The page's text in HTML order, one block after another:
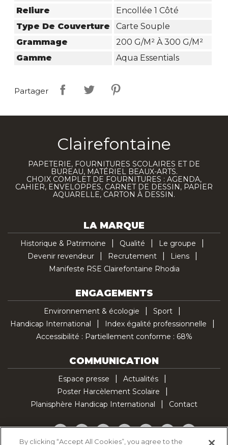
Reliure
Encollée 1 Côté
Type De Couverture
Carte Souple
Grammage
200 G/m² À 300 G/m²
Gamme
Aqua Essentials
Partager
Clairefontaine
PAPETERIE, FOURNITURES SCOLAIRES ET DE
BUREAU, MATÉRIEL BEAUX-ARTS.
CHOIX COMPLET DE FOURNITURES : AGENDA,
CAHIER, ENVELOPPES, CARNET DE DESSIN, PAPIER
AQUARELLE, CARTON À DESSIN.
LA MARQUE
Historique & Patrimoine Qualité
Le groupe
Devenir revendeur
Recrutement
Liens
Manifeste RSE Clairefontaine Rhodia
ENGAGEMENTS
Environnement & écologie
Sport
Handicap International
Index égalité professionnelle
Accessibilité : Partiellement conforme : 68%
COMMUNICATION
Espace presse
Actualités
Poster Harcèlement Scolaire
Planisphère Handicap International
Contact
Facebook
TwitterYouTubePinterestInstagramLinkedInTikTok
By clicking “Accept All Cookies”, you agree to the